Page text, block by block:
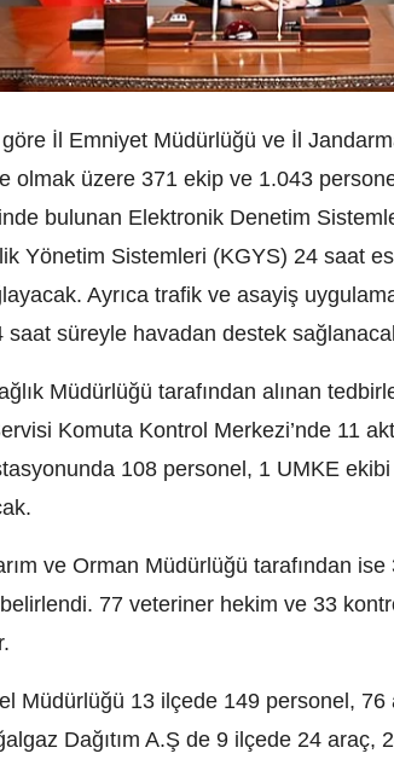
İl Emniyet Müdürlüğü ve İl
olmak üzere 371 ekip ve 1.043
bulunan Elektronik Denetim
Yönetim Sistemleri (KGYS) 24 saat
Ayrıca trafik ve asayiş
saat süreyle havadan destek
Müdürlüğü tarafından alınan
Komuta Kontrol Merkezi’nde 11
108 personel, 1 UMKE
ve Orman Müdürlüğü tarafından
belirlendi. 77 veteriner hekim ve 33
Müdürlüğü 13 ilçede 149 personel, 76
Dağıtım A.Ş de 9 ilçede 24 araç,